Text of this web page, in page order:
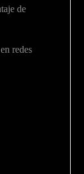
de
redes